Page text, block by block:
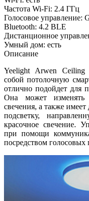
Частота Wi-Fi: 2.4 ГГц
Голосовое управление:
Bluetooth: 4.2 BLE
Дистанционное
Умный дом: есть
Описание
Yeelight Arwen Ceiling
собой потолочную
отлично подойдет для
Она может изменять
свечения, а также
подсветку,
красочное свечение.
при помощи
посредством